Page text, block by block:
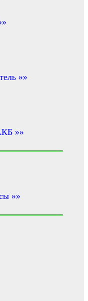
»»
»»
»»